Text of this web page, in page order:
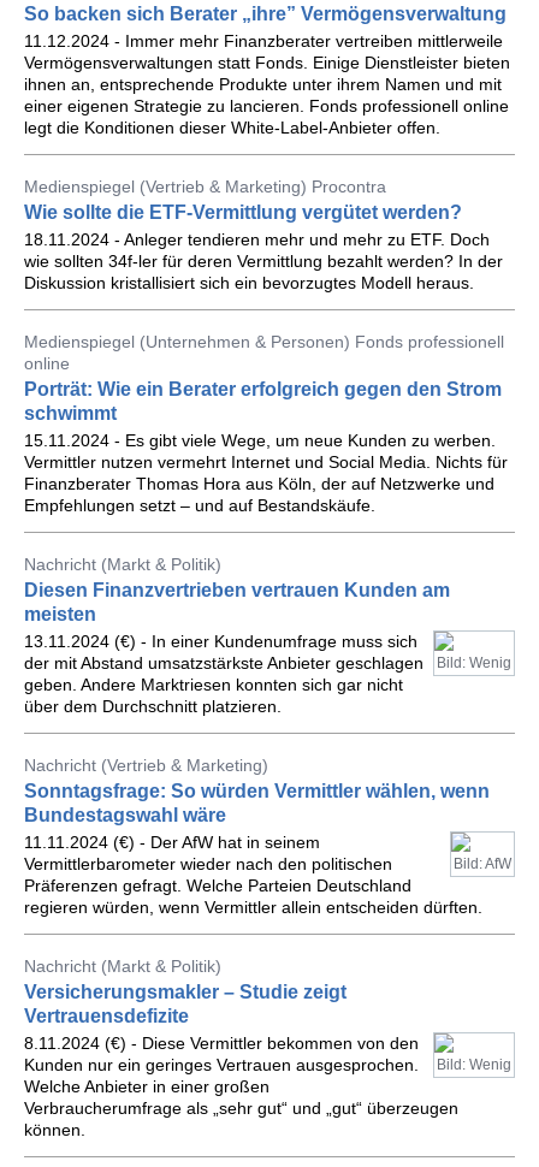
So backen sich Berater „ihre” Vermögensverwaltung
11.12.2024 - Immer mehr Finanzberater vertreiben mittlerweile
Vermögensverwal­tungen statt Fonds. Einige Dienstleister bieten
ihnen an, entsprechende ­Produkte unter ihrem Namen und mit
einer eigenen Strategie zu lancieren. Fonds professionell online
legt die Konditionen dieser White-Label-Anbieter offen.
Medienspiegel (Vertrieb & Marketing) Procontra
Wie sollte die ETF-Vermittlung vergütet werden?
18.11.2024 - Anleger tendieren mehr und mehr zu ETF. Doch
wie sollten 34f-ler für deren Vermittlung bezahlt werden? In der
Diskussion kristallisiert sich ein bevorzugtes Modell heraus.
Medienspiegel (Unternehmen & Personen) Fonds professionell
online
Porträt: Wie ein Berater erfolgreich gegen den Strom
schwimmt
15.11.2024 - Es gibt viele Wege, um neue Kunden zu werben.
Vermittler nutzen vermehrt Internet und Social Media. Nichts für
Finanzberater Thomas Hora aus Köln, der auf Netzwerke und
Empfehlungen setzt – und auf Bestandskäufe.
Nachricht (Markt & Politik)
Diesen Finanzvertrieben vertrauen Kunden am
meisten
Bild: Wenig
13.11.2024 (€) - In einer Kundenumfrage muss sich
der mit Abstand umsatzstärkste Anbieter geschlagen
geben. Andere Marktriesen konnten sich gar nicht
über dem Durchschnitt platzieren.
Nachricht (Vertrieb & Marketing)
Sonntagsfrage: So würden Vermittler wählen, wenn
Bundestagswahl wäre
Bild: AfW
11.11.2024 (€) - Der AfW hat in seinem
Vermittlerbarometer wieder nach den politischen
Präferenzen gefragt. Welche Parteien Deutschland
regieren würden, wenn Vermittler allein entscheiden dürften.
Nachricht (Markt & Politik)
Versicherungsmakler – Studie zeigt
Vertrauensdefizite
Bild: Wenig
8.11.2024 (€) - Diese Vermittler bekommen von den
Kunden nur ein geringes Vertrauen ausgesprochen.
Welche Anbieter in einer großen
Verbraucherumfrage als „sehr gut“ und „gut“ überzeugen
können.